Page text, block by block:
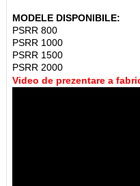
MODELE DISPONIBILE:
PSRR 800
PSRR 1000
PSRR 1500
PSRR 2000
Video de prezentare a